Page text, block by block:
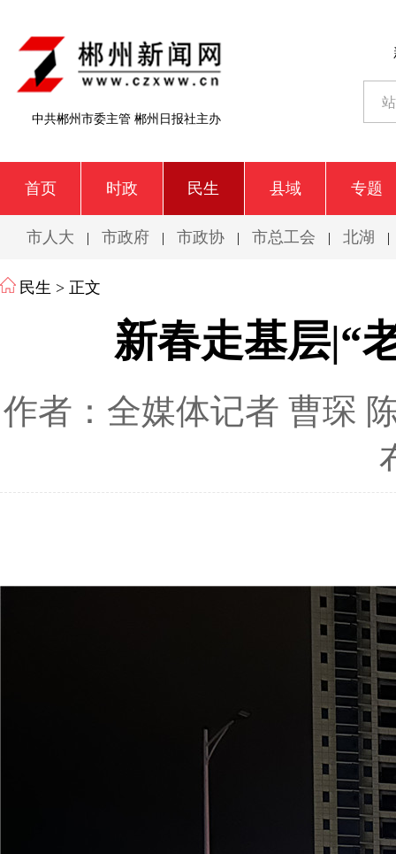
中共郴州市委主管 郴州日报社主办
首页 时政 民生 县域 专题
市人大 | 市政府 | 市政协 | 市总工会 | 北湖 |
民生 > 正文
新春走基层|“
作者：全媒体记者 曹琛